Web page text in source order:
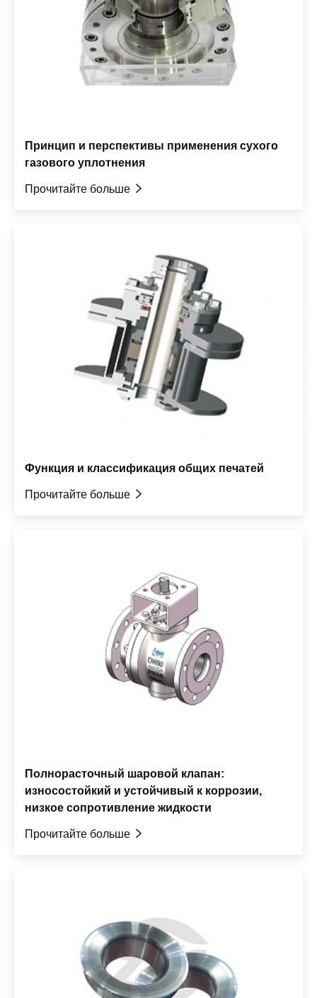
Принцип и перспективы применения сухого
газового уплотнения
Прочитайте больше 
Функция и классификация общих печатей
Прочитайте больше 
Полнорасточный шаровой клапан:
износостойкий и устойчивый к коррозии,
низкое сопротивление жидкости
Прочитайте больше 